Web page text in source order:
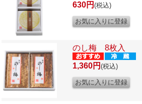
630円 (税込)
のし梅 8枚入
1,360円 (税込)